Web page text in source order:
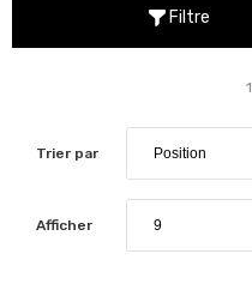
Filtre
Trier par
1
Afficher